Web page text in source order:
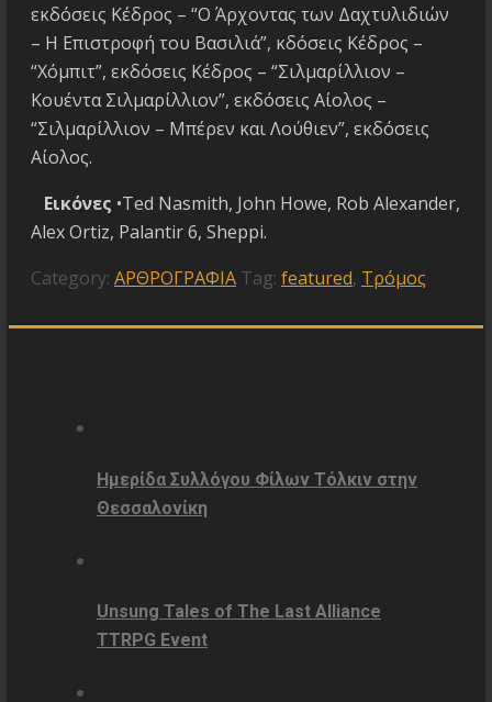
εκδόσεις Κέδρος – “Ο Άρχοντας των Δαχτυλιδιών
– Η Επιστροφή του Βασιλιά”, κδόσεις Κέδρος –
“Χόμπιτ”, εκδόσεις Κέδρος – “Σιλμαρίλλιον –
Κουέντα Σιλμαρίλλιον”, εκδόσεις Αίολος –
“Σιλμαρίλλιον – Μπέρεν και Λούθιεν”, εκδόσεις
Αίολος.
Εικόνες •Ted Nasmith, John Howe, Rob Alexander,
Alex Ortiz, Palantir 6, Sheppi.
Category: ΑΡΘΡΟΓΡΑΦΙΑ Tag: featured, Τρόμος
Ημερίδα Συλλόγου Φίλων Τόλκιν στην
Θεσσαλονίκη
Unsung Tales of The Last Alliance
TTRPG Event